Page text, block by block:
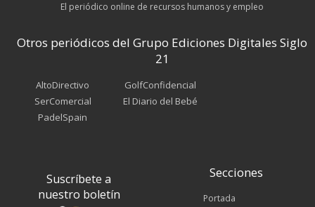
El periódico online de recursos humanos y empleo
Otros periódicos del Grupo Ediciones Digitales Siglo
21
AltoDirectivo
SerComercial
PadelSpain
GolfConfidencial
El Diario del Bebé
Suscríbete a
nuestro boletín
Secciones
Portada